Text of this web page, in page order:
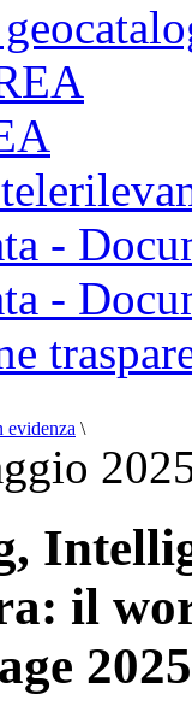
-
-
evidenza \
il
2025